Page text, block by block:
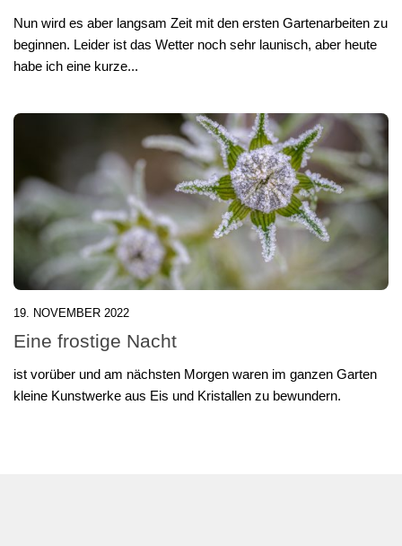
Nun wird es aber langsam Zeit mit den ersten Gartenarbeiten zu
beginnen. Leider ist das Wetter noch sehr launisch, aber heute
habe ich eine kurze...
19. NOVEMBER 2022
Eine frostige Nacht
ist vorüber und am nächsten Morgen waren im ganzen Garten
kleine Kunstwerke aus Eis und Kristallen zu bewundern.